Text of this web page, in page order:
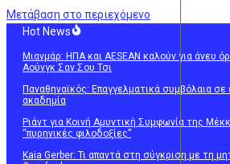
Μετάβαση στο περιεχόμενο
Hot News
Μιανμάρ: ΗΠΑ και AESEAN καλούν για άνευ
Αούνγκ Σαν Σου Τσι
Παναθηναϊκός: Επαγγελματικά συμβόλαια σε
ακαδημία
Ριάντ για Κοινή Αμυντική Συμφωνία της
“πυρηνικές φιλοδοξίες”
Kaia Gerber: Τι απαντά στη σύγκριση με τη